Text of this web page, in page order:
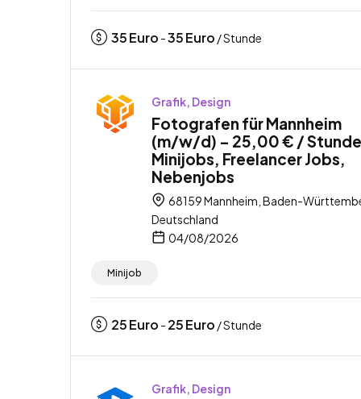
35Euro -35Euro / Stunde
Grafik, Design
Fotografen für Mannheim
(m/w/d) – 25,00 € /
Minijobs, Freelancer Jobs,
Nebenjobs
68159 Mannheim, Baden-
Deutschland
04/08/2026
Minijob
25Euro - 25Euro / Stunde
Grafik, Design